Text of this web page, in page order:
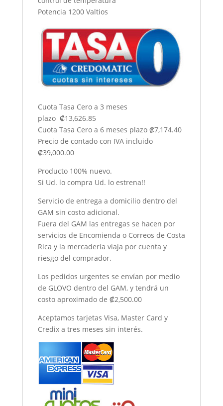
Potencia 1200 Valtios
Cuota Tasa Cero a 3 meses
plazo ₡13,626.85
Cuota Tasa Cero a 6 meses plazo ₡7,174.40
Precio de contado con IVA incluido
₡39,000.00
Producto 100% nuevo.
Si Ud. lo compra Ud. lo estrena!!
Servicio de entrega a domicilio dentro del
GAM sin costo adicional.
Fuera del GAM las entregas se hacen por
servicios de Encomienda o Correos de Costa
Rica y la mercadería viaja por cuenta y
riesgo del comprador.
Los pedidos urgentes se envían por medio
de GLOVO dentro del GAM, y tendrá un
costo aproximado de ₡2,500.00
Aceptamos tarjetas Visa, Master Card y
Credix a tres meses sin interés.